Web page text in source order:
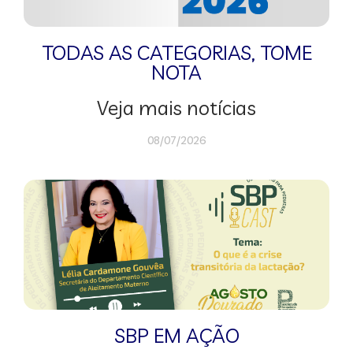
TODAS AS CATEGORIAS, TOME
NOTA
Veja mais notícias
08/07/2026
SBP EM AÇÃO